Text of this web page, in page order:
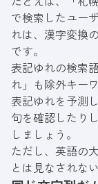
で検索したユー
れは、漢字変換
です。
表記ゆれの検索
れ」も除外キー
表記ゆれを予測
句を確認したり
しましょう。
ただし、英語の
とは見なされな